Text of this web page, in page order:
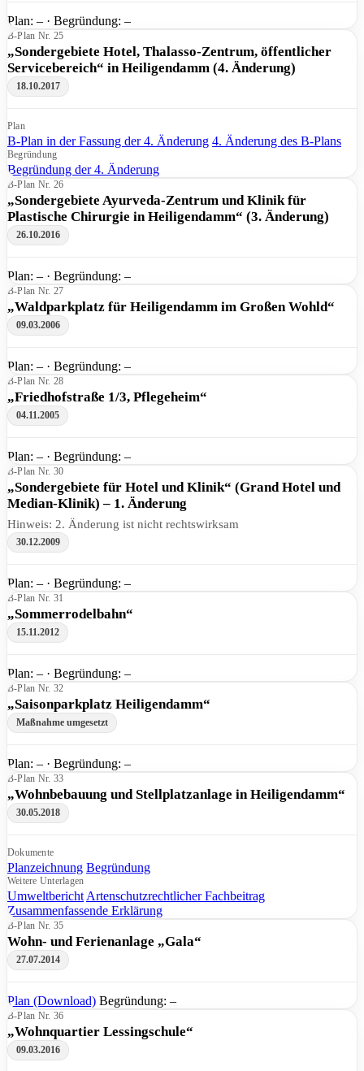
Plan: – · Begründung: –
B-Plan Nr. 25
„Sondergebiete Hotel, Thalasso-Zentrum, öffentlicher
Servicebereich“ in Heiligendamm (4. Änderung)
18.10.2017
Plan
B-Plan in der Fassung der 4. Änderung 4. Änderung des B-Plans
Begründung
Begründung der 4. Änderung
B-Plan Nr. 26
„Sondergebiete Ayurveda-Zentrum und Klinik für
Plastische Chirurgie in Heiligendamm“ (3. Änderung)
26.10.2016
Plan: – · Begründung: –
B-Plan Nr. 27
„Waldparkplatz für Heiligendamm im Großen Wohld“
09.03.2006
Plan: – · Begründung: –
B-Plan Nr. 28
„Friedhofstraße 1/3, Pflegeheim“
04.11.2005
Plan: – · Begründung: –
B-Plan Nr. 30
„Sondergebiete für Hotel und Klinik“ (Grand Hotel und
Median-Klinik) – 1. Änderung
Hinweis: 2. Änderung ist nicht rechtswirksam
30.12.2009
Plan: – · Begründung: –
B-Plan Nr. 31
„Sommerrodelbahn“
15.11.2012
Plan: – · Begründung: –
B-Plan Nr. 32
„Saisonparkplatz Heiligendamm“
Maßnahme umgesetzt
Plan: – · Begründung: –
B-Plan Nr. 33
„Wohnbebauung und Stellplatzanlage in Heiligendamm“
30.05.2018
Dokumente
Planzeichnung Begründung
Weitere Unterlagen
Umweltbericht Artenschutzrechtlicher Fachbeitrag
Zusammenfassende Erklärung
B-Plan Nr. 35
Wohn- und Ferienanlage „Gala“
27.07.2014
Plan (Download) Begründung: –
B-Plan Nr. 36
„Wohnquartier Lessingschule“
09.03.2016